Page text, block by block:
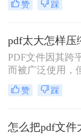
文将介绍几种常
赞 踩
PDF文件因其跨
而被广泛使用，
仅占用存储空间
和加载速度。为
件的方法。
赞 踩